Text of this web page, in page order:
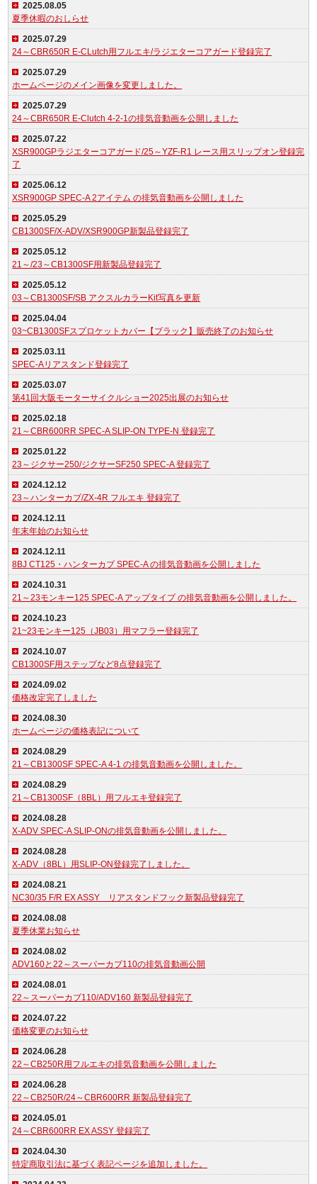
2025.08.05
夏季休暇のおしらせ
2025.07.29
24～CBR650R E-CLutch用フルエキ/ラジエターコアガード登録完了
2025.07.29
ホームページのメイン画像を変更しました。
2025.07.29
24～CBR650R E-Clutch 4-2-1の排気音動画を公開しました
2025.07.22
XSR900GPラジエターコアガード/25～YZF-R1 レース用スリップオン登録完
了
2025.06.12
XSR900GP SPEC-A 2アイテム の排気音動画を公開しました
2025.05.29
CB1300SF/X-ADV/XSR900GP新製品登録完了
2025.05.12
21～/23～CB1300SF用新製品登録完了
2025.05.12
03～CB1300SF/SB アクスルカラーKit写真を更新
2025.04.04
03~CB1300SFスプロケットカバー【ブラック】販売終了のお知らせ
2025.03.11
SPEC-Aリアスタンド登録完了
2025.03.07
第41回大阪モーターサイクルショー2025出展のお知らせ
2025.02.18
21～CBR600RR SPEC-A SLIP-ON TYPE-N 登録完了
2025.01.22
23～ジクサー250/ジクサーSF250 SPEC-A 登録完了
2024.12.12
23～ハンターカブ/ZX-4R フルエキ 登録完了
2024.12.11
年末年始のお知らせ
2024.12.11
8BJ CT125・ハンターカブ SPEC-A の排気音動画を公開しました
2024.10.31
21～23モンキー125 SPEC-A アップタイプ の排気音動画を公開しました。
2024.10.23
21~23モンキー125（JB03）用マフラー登録完了
2024.10.07
CB1300SF用ステップなど8点登録完了
2024.09.02
価格改定完了しました
2024.08.30
ホームページの価格表記について
2024.08.29
21～CB1300SF SPEC-A 4-1 の排気音動画を公開しました。
2024.08.29
21～CB1300SF（8BL）用フルエキ登録完了
2024.08.28
X-ADV SPEC-A SLIP-ONの排気音動画を公開しました。
2024.08.28
X-ADV（8BL）用SLIP-ON登録完了しました。
2024.08.21
NC30/35 F/R EX ASSY リアスタンドフック新製品登録完了
2024.08.08
夏季休業お知らせ
2024.08.02
ADV160と22～スーパーカブ110の排気音動画公開
2024.08.01
22～スーパーカブ110/ADV160 新製品登録完了
2024.07.22
価格変更のお知らせ
2024.06.28
22～CB250R用フルエキの排気音動画を公開しました
2024.06.28
22～CB250R/24～CBR600RR 新製品登録完了
2024.05.01
24～CBR600RR EX ASSY 登録完了
2024.04.30
特定商取引法に基づく表記ページを追加しました。